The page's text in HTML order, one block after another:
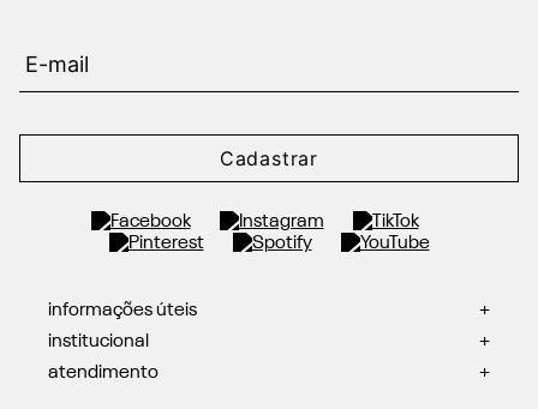
Cadastrar
informações úteis
+
institucional
+
atendimento
+